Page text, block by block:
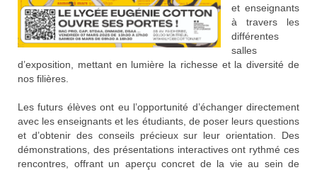
et enseignants
à travers les
différentes
salles
d’exposition, mettant en lumière la richesse et la diversité de
nos filières.
Les futurs élèves ont eu l’opportunité d’échanger directement
avec les enseignants et les étudiants, de poser leurs questions
et d’obtenir des conseils précieux sur leur orientation. Des
démonstrations, des présentations interactives ont rythmé ces
rencontres, offrant un aperçu concret de la vie au sein de